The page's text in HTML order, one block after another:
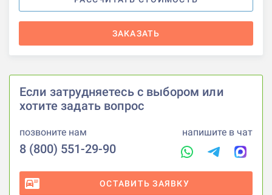
ЗАКАЗАТЬ
Если затрудняетесь с выбором или
хотите задать вопрос
позвоните нам
8 (800) 551-29-90
напишите в чат
ОСТАВИТЬ ЗАЯВКУ